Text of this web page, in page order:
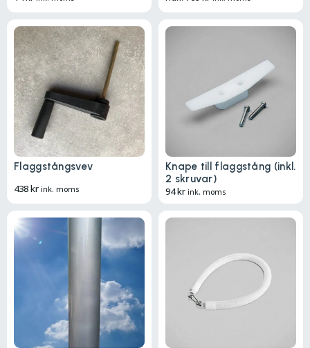
Flaggstångsvev
438kr ink. moms
Knape till flaggstång (inkl.
2 skruvar)
94kr ink. moms